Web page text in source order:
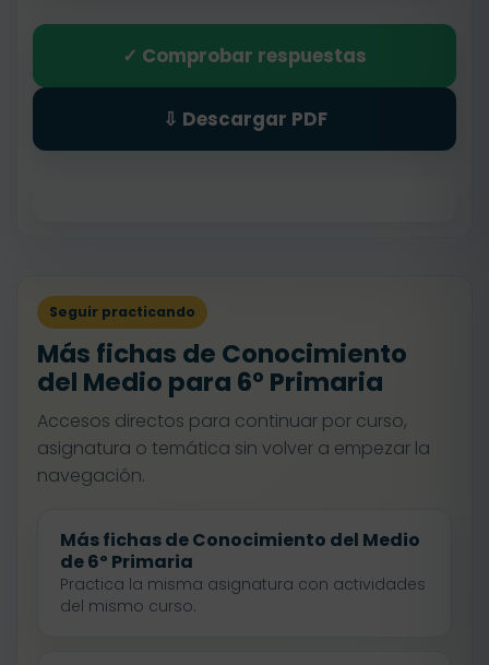
✓ Comprobar respuestas
⇩ Descargar PDF
Seguir practicando
Más fichas de Conocimiento
del Medio para 6º Primaria
Accesos directos para continuar por curso,
asignatura o temática sin volver a empezar la
navegación.
Más fichas de Conocimiento del Medio
de 6º Primaria
Practica la misma asignatura con actividades
del mismo curso.